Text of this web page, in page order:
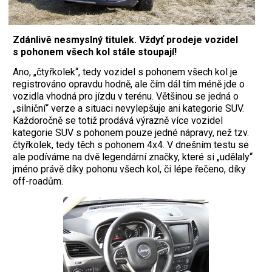
Zdánlivě nesmyslný titulek. Vždyť prodeje vozidel
s pohonem všech kol stále stoupají!
Ano, „čtyřkolek“, tedy vozidel s pohonem všech kol je
registrováno opravdu hodně, ale čím dál tím méně jde o
vozidla vhodná pro jízdu v terénu. Většinou se jedná o
„silniční“ verze a situaci nevylepšuje ani kategorie SUV.
Každoročně se totiž prodává výrazně více vozidel
kategorie SUV s pohonem pouze jedné nápravy, než tzv.
čtyřkolek, tedy těch s pohonem 4x4. V dnešním testu se
ale podíváme na dvě legendární značky, které si „udělaly“
jméno právě díky pohonu všech kol, či lépe řečeno, díky
off-roadům.